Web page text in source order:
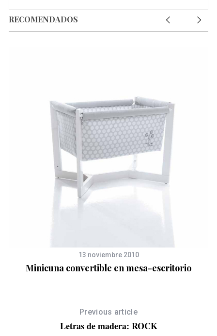
RECOMENDADOS
13 noviembre 2010
Minicuna convertible en mesa-escritorio
Previous article
Letras de madera: ROCK